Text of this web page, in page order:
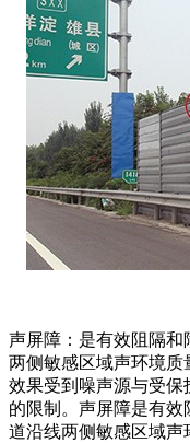
声屏障：是有效阻隔
两侧敏感区域声环境质
效果受到噪声源与受
的限制。声屏障是有
道沿线两侧敏感区域